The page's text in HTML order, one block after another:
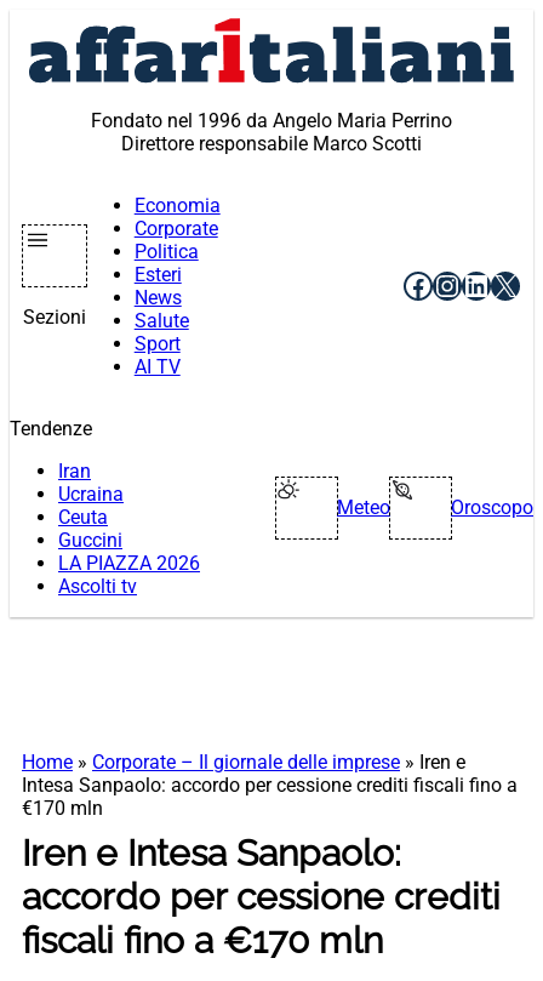
contenuto
Fondato nel 1996 da Angelo Maria Perrino
Direttore responsabile Marco Scotti
Sezioni
Economia
Corporate
Politica
Esteri
News
Salute
Sport
AI TV
Facebook
X
Tendenze
Iran
Ucraina
Ceuta
Guccini
LA PIAZZA 2026
Ascolti tv
Meteo Oroscopo
Home » Corporate – Il giornale delle imprese » Iren e
Intesa Sanpaolo: accordo per cessione crediti fiscali fino a
€170 mln
Iren e Intesa Sanpaolo:
accordo per cessione crediti
fiscali fino a €170 mln